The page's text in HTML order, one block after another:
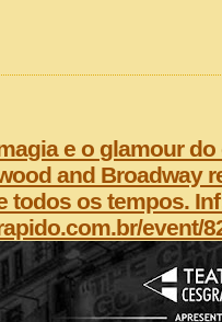
e o glamour
and Broadway
todos os tempos.
event/